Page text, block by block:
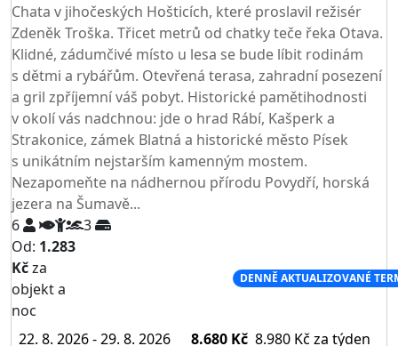
Chata v jihočeských Hošticích, které proslavil režisér
Zdeněk Troška. Třicet metrů od chatky teče řeka Otava.
Klidné, zádumčivé místo u lesa se bude líbit rodinám
s dětmi a rybářům. Otevřená terasa, zahradní posezení
a gril zpříjemní váš pobyt. Historické pamětihodnosti
v okolí vás nadchnou: jde o hrad Rábí, Kašperk a
Strakonice, zámek Blatná a historické město Písek
s unikátním nejstarším kamenným mostem.
Nezapomeňte na nádhernou přírodu Povydří, horská
jezera na Šumavě...
6
3
Od: 1.283
Kčza
objekt a
noc
DENNĚ AKTUALIZOVANÉ
22. 8. 2026 - 29. 8. 2026 8.680 Kč 8.980 Kč za týden